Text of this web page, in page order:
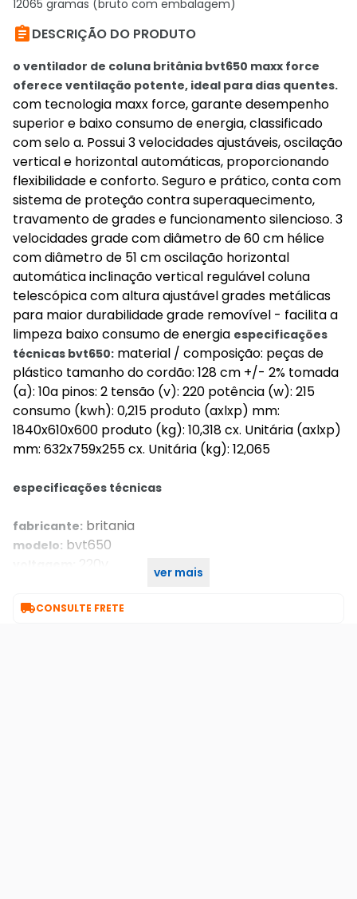
12065 gramas (bruto com embalagem)
DESCRIÇÃO DO PRODUTO
o ventilador de coluna britânia bvt650 maxx force
oferece ventilação potente, ideal para dias quentes.
com tecnologia maxx force, garante desempenho
superior e baixo consumo de energia, classificado
com selo a. Possui 3 velocidades ajustáveis, oscilação
vertical e horizontal automáticas, proporcionando
flexibilidade e conforto. Seguro e prático, conta com
sistema de proteção contra superaquecimento,
travamento de grades e funcionamento silencioso. 3
velocidades grade com diâmetro de 60 cm hélice
com diâmetro de 51 cm oscilação horizontal
automática inclinação vertical regulável coluna
telescópica com altura ajustável grades metálicas
para maior durabilidade grade removível - facilita a
limpeza baixo consumo de energia especificações
técnicas bvt650: material / composição: peças de
plástico tamanho do cordão: 128 cm +/- 2% tomada
(a): 10a pinos: 2 tensão (v): 220 potência (w): 215
consumo (kwh): 0,215 produto (axlxp) mm:
1840x610x600 produto (kg): 10,318 cx. Unitária (axlxp)
mm: 632x759x255 cx. Unitária (kg): 12,065
especificações técnicas
fabricante: britania
modelo: bvt650
220v ver mais
CONSULTE FRETE